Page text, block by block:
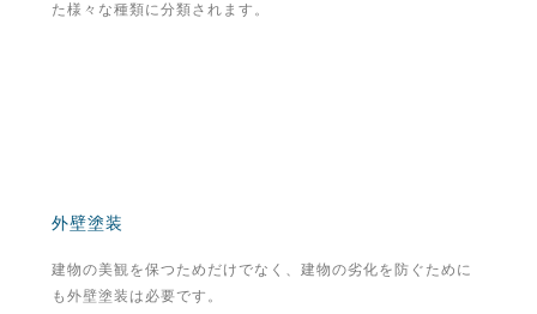
た様々な種類に分類されます。
外壁塗装
建物の美観を保つためだけでなく、建物の劣化を防ぐために
も外壁塗装は必要です。